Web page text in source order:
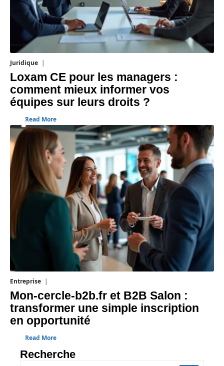
Juridique
Loxam CE pour les managers :
comment mieux informer vos
équipes sur leurs droits ?
Read More
Entreprise
Mon-cercle-b2b.fr et B2B Salon :
transformer une simple inscription
en opportunité
Read More
Recherche